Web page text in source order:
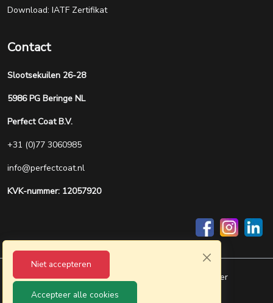
Niet accepteren
Accepteer alle cookies
Download: IATF Zertifikat
Contact
Slootsekuilen 26-28
5986 PG Beringe NL
Perfect Coat B.V.
+31 (0)77 3060985
info@perfectcoat.nl
KVK-nummer: 12057920
Privacy Allgemeine Geschäftsbedingungen
Disclaimer
Webdesign Artline - Next Level Branding